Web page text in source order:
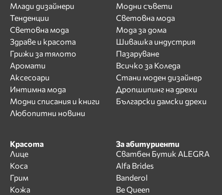
Млади дизайнери
Тенденции
Световна мода
Здраве и красота
Грижи за тялото
Аромати
Аксесоари
Интимна мода
Модни списания и книги
Любопитни новини
Модни съвети
Световна мода
Мода за дома
Шивашка индустрия
Пазаруване
Всичко за Коледа
Стани моден дизайнер
Дропшипинг на дрехи
Български дамски дрехи
Красота
Лице
Коса
Грим
Кожа
За абитуриенти
Сватбен Бутик ALEGRA
Alfa Brides
Banderol
Be Queen